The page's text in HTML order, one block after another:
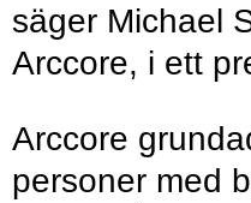
säger Michael
Arccore, i ett
Arccore
personer med